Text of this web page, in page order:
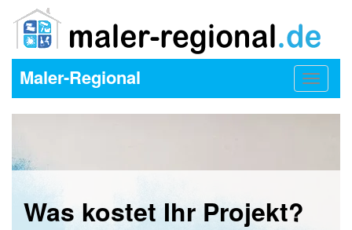
Toggle
Maler-Regional
Was kostet Ihr Projekt?